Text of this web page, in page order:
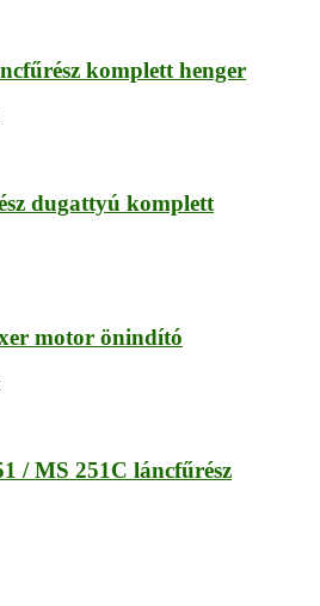
komplett henger
dugattyú komplett
motor önindító
/ MS 251C láncfűrész